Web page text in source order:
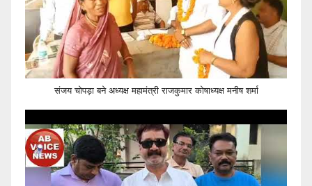
संजय चोपड़ा बने अध्यक्ष महामंत्री राजकुमार कोषाध्यक्ष मनीष शर्मा